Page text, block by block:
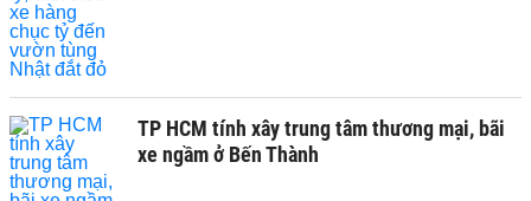
TP HCM tính xây trung tâm thương mại, bãi
xe ngầm ở Bến Thành